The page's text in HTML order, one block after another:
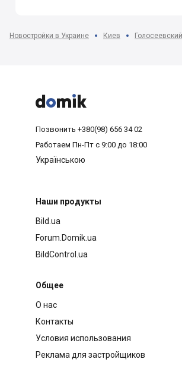
Новостройки в Украине Киев



Позвонить +380(98) 656 34 02
Работаем Пн-Пт с 9:00 до 18:00
Українською
Наши продукты
Bild.ua
Forum.Domik.ua
BildControl.ua
Общее
О нас
Контакты
Условия использования
Реклама для застройщиков